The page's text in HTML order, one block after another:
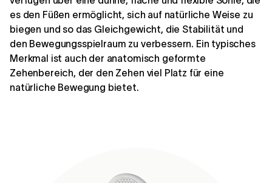
es den Füßen ermöglicht, sich auf natürliche Weise zu
biegen und so das Gleichgewicht, die Stabilität und
den Bewegungsspielraum zu verbessern. Ein typisches
Merkmal ist auch der anatomisch geformte
Zehenbereich, der den Zehen viel Platz für eine
natürliche Bewegung bietet.